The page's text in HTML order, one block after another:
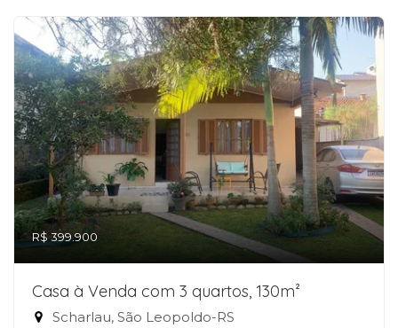
R$ 399.900
Casa à Venda com 3 quartos, 130m²
Scharlau, São Leopoldo-RS